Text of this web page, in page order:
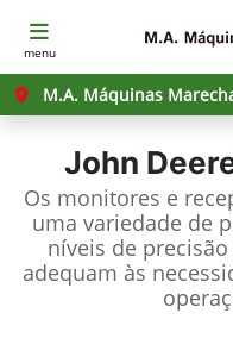
menu
M.A. Máquinas
John
Os monitores e
uma variedade de
níveis de
adequam às